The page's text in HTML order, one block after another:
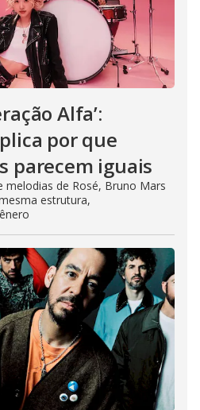
Alfa’:
por que
parecem iguais
melodias de Rosé, Bruno Mars
estrutura,